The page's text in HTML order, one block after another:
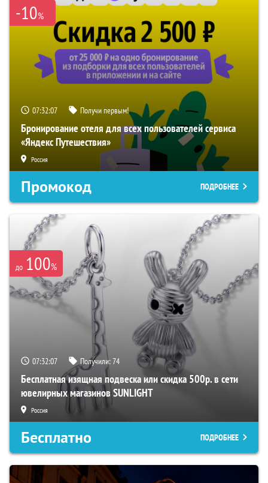
-10%
07:32:06 Получи первым!
Бронирование отеля для всех пользователей сервиса
«Яндекс Путешествия»
Россия
Промокод ПОДРОБНЕЕ
до 100%
07:32:06 Получили:74
Бесплатная изящная подвеска или скидка 500р. в сети
ювелирных магазинов SUNLIGHT
Россия
Бесплатно ПОДРОБНЕЕ